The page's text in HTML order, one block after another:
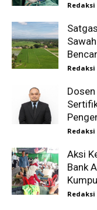
Redaksi
Redaksi
Redaksi
Aksi
Bank
Redaksi